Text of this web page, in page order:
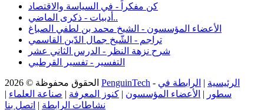
كن مفكراً - في السياسة والاقتصاد
أدبيات - ذكرى الماضي..
الأعضاء المؤسسون - الشيخ محمد بن لطفي الصباغ
تراجم - الشّيخ جمال الدّين القاسمي
شرح نزهة النظر - الدرس الثاني عشر
التفسير - تفسير القرطبي
PenguinTech - الرئيسية | الرابطة في
سطور | الأعضاء المؤسسون | كنوز المعرفة | صناعة العلماء |
نشاطات الرابطة | اتصل بنا